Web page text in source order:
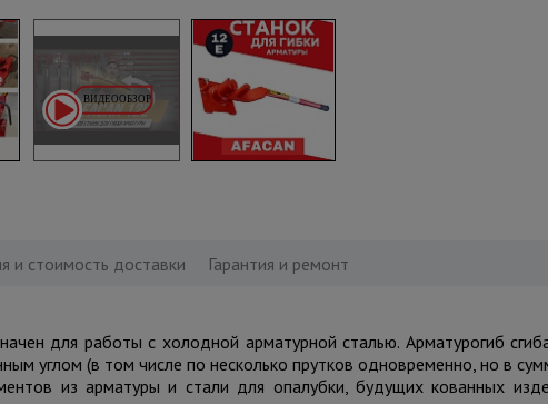
и стоимость доставки Гарантия и ремонт
для работы с холодной арматурной сталью. Арматурогиб
углом (в том числе по несколько прутков одновременно, но в
из арматуры и стали для опалубки, будущих кованных